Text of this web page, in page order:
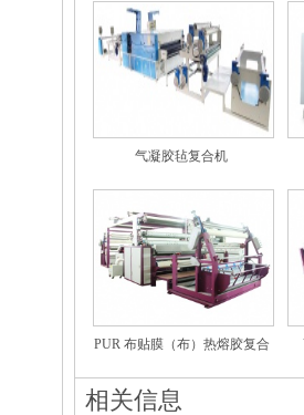
气凝胶毡复合机
PUR 布贴膜（布）热熔胶复合
相关信息